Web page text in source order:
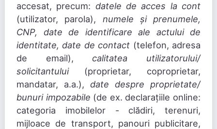
accesat, precum: datele de acces la cont
(utilizator, parola), numele și prenumele,
CNP, date de identificare ale actului de
identitate, date de contact (telefon, adresa
de email), calitatea utilizatorului/
solicitantului(proprietar, coproprietar,
mandatar, a.a.), date despre proprietate/
bunuri impozabile (de ex. declarațiile online:
categoria imobilelor - clădiri, terenuri,
mijloace de transport, panouri publicitare,